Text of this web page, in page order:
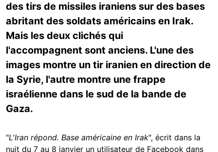
des tirs de missiles iraniens sur des bases
abritant des soldats américains en Irak.
Mais les deux clichés qui
l'accompagnent sont anciens. L'une des
images montre un tir iranien en direction de
la Syrie, l'autre montre une frappe
israélienne dans le sud de la bande de
Gaza.
"L'Iran répond. Base américaine en Irak", écrit dans la
nuit du 7 au 8 janvier un utilisateur de Facebook dans